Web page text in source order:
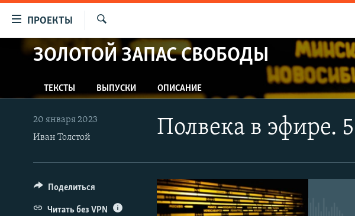
упрощенного
Вернуться
к
основному
содержанию
навигации
Вернутся
ПРОЕКТЫ
ПРОГРАММЫ
АВТОРСКИЕ ПРОЕКТЫ
ЦИТАТЫ СВОБОДЫ
МНЕНИЯ
КУЛЬТУРА
IDEL.РЕАЛИИ
КАВКАЗ.РЕАЛИИ
ЗОЛОТОЙ ЗАПАС СВОБОДЫ
ТЕКСТЫ ВЫПУСКИ ОПИСАНИЕ
Полвека в эфире.
20 января 2023
Иван Толстой
Поделиться
Читать без VPN